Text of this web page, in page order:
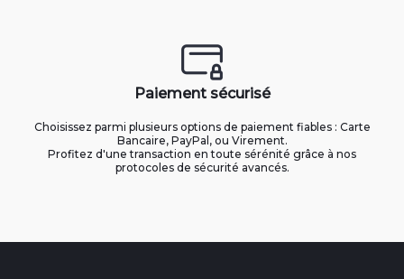
Paiement sécurisé
Choisissez parmi plusieurs options de paiement fiables : Carte
Bancaire, PayPal, ou Virement.
Profitez d'une transaction en toute sérénité grâce à nos
protocoles de sécurité avancés.